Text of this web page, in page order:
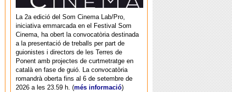
La 2a edició del Som Cinema Lab/Pro,
iniciativa emmarcada en el Festival Som
Cinema, ha obert la convocatòria destinada
a la presentació de treballs per part de
guionistes i directors de les Terres de
Ponent amb projectes de curtmetratge en
català en fase de guió. La convocatòria
romandrà oberta fins al 6 de setembre de
2026 a les 23.59 h. (més informació)